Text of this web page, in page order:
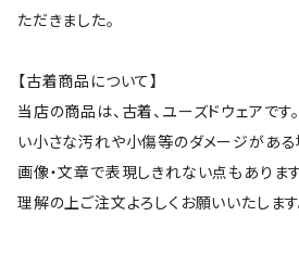
ただきました。
【古着商品について】
当店の商品は、古着、ユーズドウェアで
い小さな汚れや小傷等のダメージがある
画像・文章で表現しきれない点もありま
理解の上ご注文よろしくお願いいたします